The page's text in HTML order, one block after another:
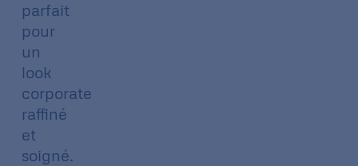
parfait
pour
un
look
corporate
raffiné
et
soigné.